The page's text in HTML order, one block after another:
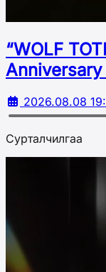
“WOLF
Аnniversary
2026.08.08
Сурталчилгаа